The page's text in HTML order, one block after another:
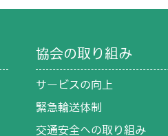
協会の取り組み
サービスの向上
緊急輸送体制
交通安全への取り組み